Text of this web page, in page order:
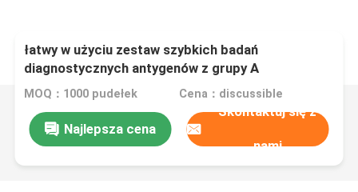
łatwy w użyciu zestaw szybkich badań
diagnostycznych antygenów z grupy A
streptokoków
MOQ：1000 pudełek Cena：discussible
Najlepsza cena
Skontaktuj się z
nami